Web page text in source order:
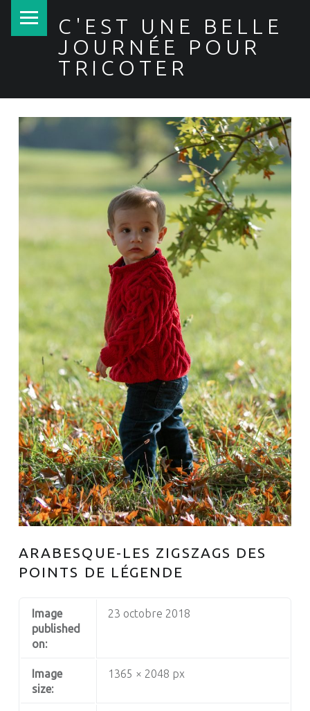
C'EST UNE BELLE
JOURNÉE POUR
TRICOTER
ARABESQUE-LES ZIGSZAGS DES
POINTS DE LÉGENDE
Image
published
on:
23 octobre 2018
Image
size:
1365 × 2048 px